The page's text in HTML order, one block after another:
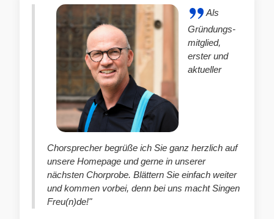
Als
Gründungs-
mitglied,
erster und
aktueller
Chorsprecher begrüße ich Sie ganz herzlich auf
unsere Homepage und gerne in unserer
nächsten Chorprobe. Blättern Sie einfach weiter
und kommen vorbei, denn bei uns macht Singen
Freu(n)de!"